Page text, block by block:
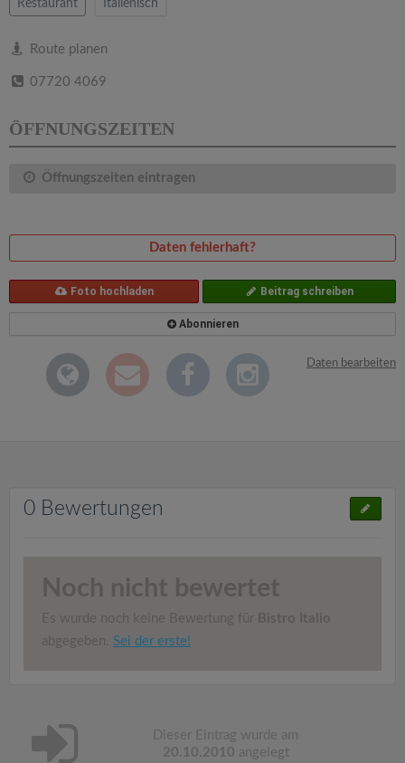
Restaurant Italienisch
Route planen
07720 4069
ÖFFNUNGSZEITEN
Öffnungszeiten eintragen
Daten fehlerhaft?
Foto hochladen Beitrag schreiben
Abonnieren
Daten bearbeiten
0 Bewertungen
Noch nicht bewertet
Es wurde noch keine Bewertung für Bistro Italio
abgegeben. Sei der erste!
Dieser Eintrag wurde am
20.10.2010 angelegt
i
a